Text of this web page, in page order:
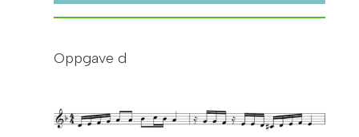
Oppgave d